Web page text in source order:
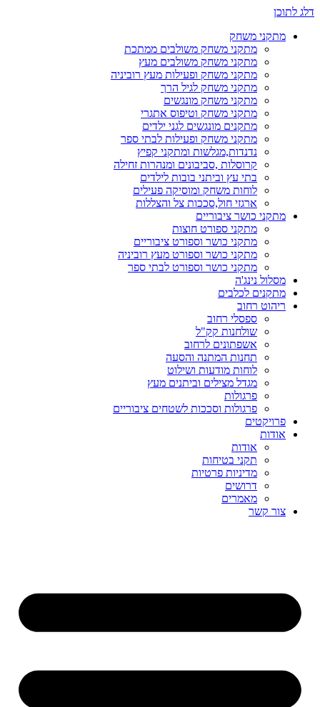
דלג לתוכן
מתקני משחק
מתקני משחק משולבים ממתכת
מתקני משחק משולבים מעץ
מתקני משחק ופעילות מעץ רוביניה
מתקני משחק לגיל הרך
מתקני משחק מונגשים
מתקני משחק וטיפוס אתגרי
מתקנים מונגשים לגני ילדים
מתקני משחק ופעילות לבתי ספר
נדנדות,מגלשות ומתקני קפיץ
קרוסלות ,סביבונים ומנהרות זחילה
בתי עץ וביתני בובות לילדים
לוחות משחק ומוסיקה פעילים
ארגזי חול,סככות צל והצללות
מתקני כושר ציבוריים
מתקני ספורט חוצות
מתקני כושר וספורט ציבוריים
מתקני כושר וספורט מעץ רוביניה
מתקני כושר וספורט לבתי ספר
מסלול נינג'ה
מתקנים לכלבים
ריהוט רחוב
ספסלי רחוב
שולחנות קק"ל
אשפתונים לרחוב
תחנות המתנה והסעה
לוחות מודעות ושילוט
מגדל מצילים וביתנים מעץ
פרגולות
פרגולות וסככות לשטחים ציבוריים
פרויקטים
אודות
אודות
תקני בטיחות
מדיניות פרטיות
דרושים
מאמרים
צור קשר